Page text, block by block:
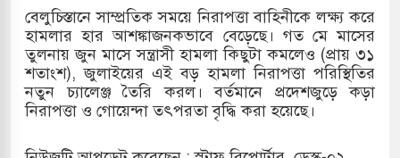
বেলুচিস্তানে সাম্প্রতিক সময়ে নিরাপত্তা বাহিনীকে লক্ষ্য করে
হামলার হার আশঙ্কাজনকভাবে বেড়েছে। গত মে মাসের
তুলনায় জুন মাসে সন্ত্রাসী হামলা কিছুটা কমলেও (প্রায় ৩১
শতাংশ), জুলাইয়ের এই বড় হামলা নিরাপত্তা পরিস্থিতির
নতুন চ্যালেঞ্জ তৈরি করল। বর্তমানে প্রদেশজুড়ে কড়া
নিরাপত্তা ও গোয়েন্দা তৎপরতা বৃদ্ধি করা হয়েছে।